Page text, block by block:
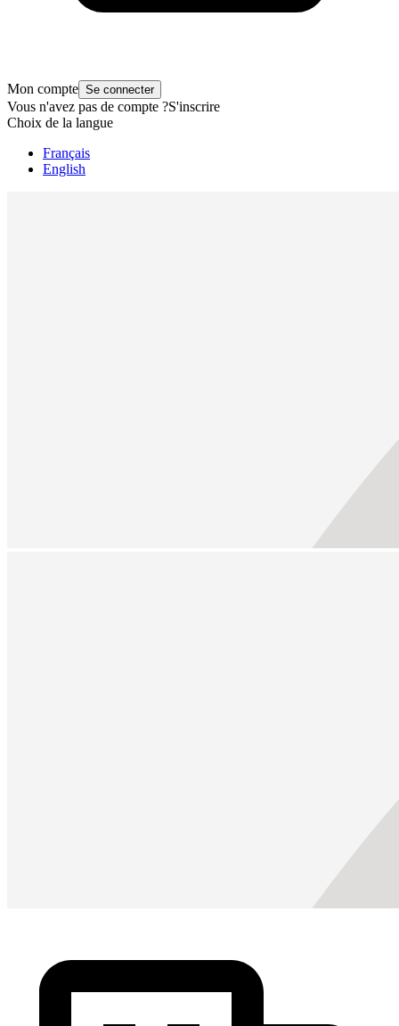
Mon compte Se connecter
Vous n'avez pas de compte ?S'inscrire
Choix de la langue
Français
English